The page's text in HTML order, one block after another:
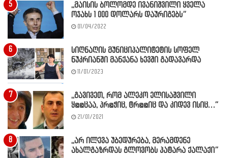
,,მაისის ბოლომდე ივანიშვილი ყველა
ოჯახს 1 000 დოლარს დაურიგებს”
01/04/2022
სიღნაღის მუნიციპალიტეტის სოფელ
ნუკრიანში მანქანა ხევში გადავარდა
11/01/2023
,,გავივეთ, რომ ალეკო ელისაშვილი
ყ@@ცაა, პრ@ჭიც, ტრ@@იც და კიდევ ისიც…”
21/01/2021
,,არ ილევა უბედურება, მერამდენე
ახალგაზრდას გლოვობს პატარა ქალაქი”